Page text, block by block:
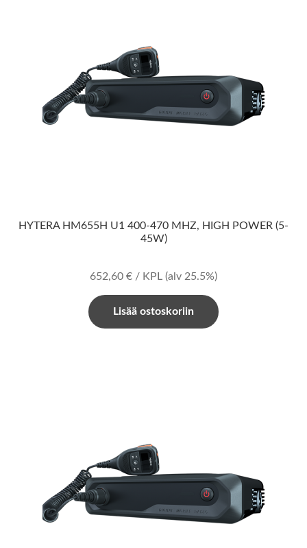
HYTERA HM655H U1 400-470 MHZ, HIGH POWER (5-
45W)
652,60 € / KPL (alv 25.5%)
Lisää ostoskoriin